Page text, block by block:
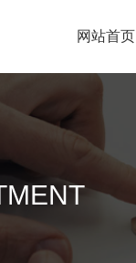
网站首页